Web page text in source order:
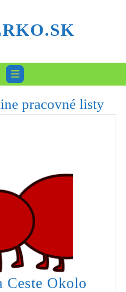
pracovné listy
Ceste Okolo